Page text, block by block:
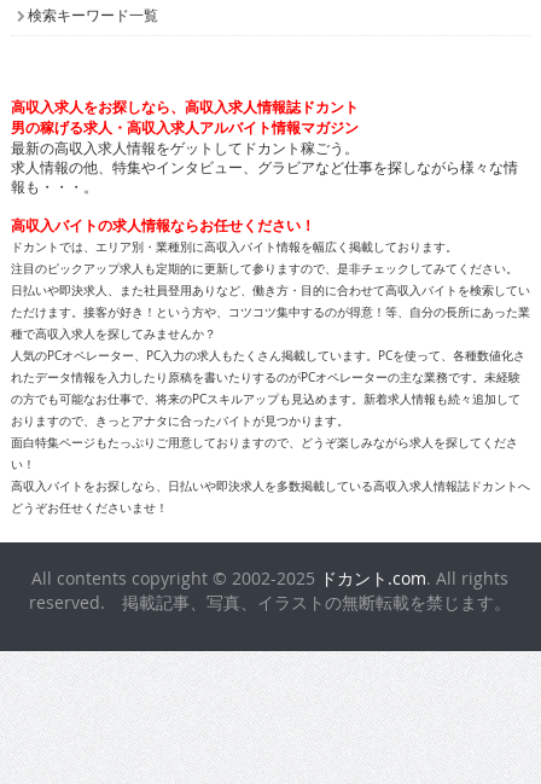
検索キーワード一覧
高収入求人をお探しなら、高収入求人情報誌ドカント
男の稼げる求人・高収入求人アルバイト情報マガジン
最新の高収入求人情報をゲットしてドカント稼ごう。
求人情報の他、特集やインタビュー、グラビアなど仕事を探しながら様々な情
報も・・・。
高収入バイトの求人情報ならお任せください！
ドカントでは、エリア別・業種別に高収入バイト情報を幅広く掲載しております。
注目のピックアップ求人も定期的に更新して参りますので、是非チェックしてみてください。
日払いや即決求人、また社員登用ありなど、働き方・目的に合わせて高収入バイトを検索してい
ただけます。接客が好き！という方や、コツコツ集中するのが得意！等、自分の長所にあった業
種で高収入求人を探してみませんか？
人気のPCオペレーター、PC入力の求人もたくさん掲載しています。PCを使って、各種数値化さ
れたデータ情報を入力したり原稿を書いたりするのがPCオペレーターの主な業務です。未経験
の方でも可能なお仕事で、将来のPCスキルアップも見込めます。新着求人情報も続々追加して
おりますので、きっとアナタに合ったバイトが見つかります。
面白特集ページもたっぷりご用意しておりますので、どうぞ楽しみながら求人を探してくださ
い！
高収入バイトをお探しなら、日払いや即決求人を多数掲載している高収入求人情報誌ドカントへ
どうぞお任せくださいませ！
All contents copyright © 2002-2025 ドカント.com. All rights
reserved. 掲載記事、写真、イラストの無断転載を禁じます。